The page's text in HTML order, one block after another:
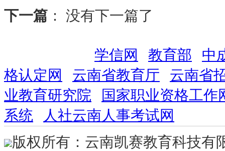
下一篇 ： 没有下一篇了
学信网 教育部
中
格认定网
云南省教育厅
云南省
业教育研究院
国家职业资格工作
系统
人社云南人事考试网
版权所有：云南凯赛教育科技有